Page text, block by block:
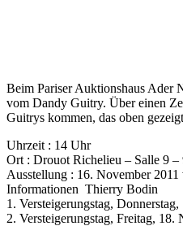
Beim Pariser Auktionshaus Ader
vom Dandy Guitry. Über einen
Guitrys kommen, das oben
Uhrzeit : 14 Uhr
Ort : Drouot Richelieu – Salle 9
Ausstellung : 16. November
Informationen Thierry Bodin
1. Versteigerungstag,
2. Versteigerungstag, Freitag, 18.